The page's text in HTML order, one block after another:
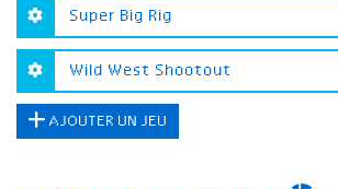
AJOUTER UN JEU